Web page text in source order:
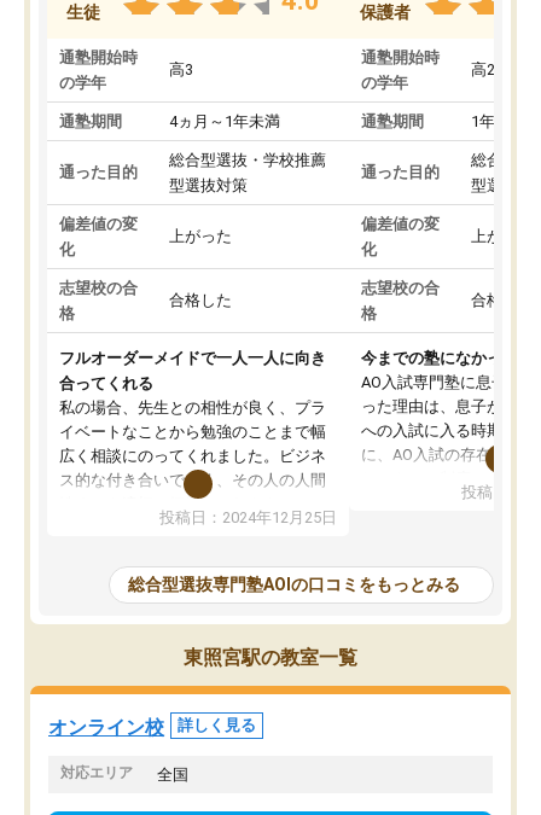
生徒
通塾開始時
の学年
高3
通塾期間 4ヵ月～1年未満
通った目的
総合型選抜・学校推薦
型選抜対策
偏差値の変
化
上がった
志望校の合
格
合格した
フルオーダーメイドで一人一人に向き
合ってくれる
私の場合、先生との相性が良く、プラ
イベートなことから勉強のことまで幅
広く相談にのってくれました。ビジネ
ス的な付き合いでなく、その人の人間
性までを適切に把握し、むきあってい
るなぁと強く感じることできました。
と相談すると、他の先生も紹介してく
ださり、客観的なアドバイスもいただ
くことができました（志望理由・自己
PR等の添削において）。そして、なに
より自習室が解放されている点がよか
ったです。友達と好きな時間に自習
し、お互いを高めあえる環境がありま
投稿日：2024年12月25日
保護者
通塾開始時
の学年
高2
通塾期間 1年以上
通った目的
総合型選
型選抜対
偏差値の変
化
上がった
志望校の合
格
合格した
今までの塾になかった
AO入試専門塾に息子を
った理由は、息子が高校
への入試に入る時期に差
に、AO入試の存在を息
たことから、AOIに入塾
で、AO入試を改めて知
それに対しての具体的な
ことでした。更に子供の
けてらっしゃいますので
投稿日：
総合型選抜専門塾AOIの口コミをもっとみる
東照宮駅の教室一覧
オンライン校 詳しく見る
対応エリア 全国